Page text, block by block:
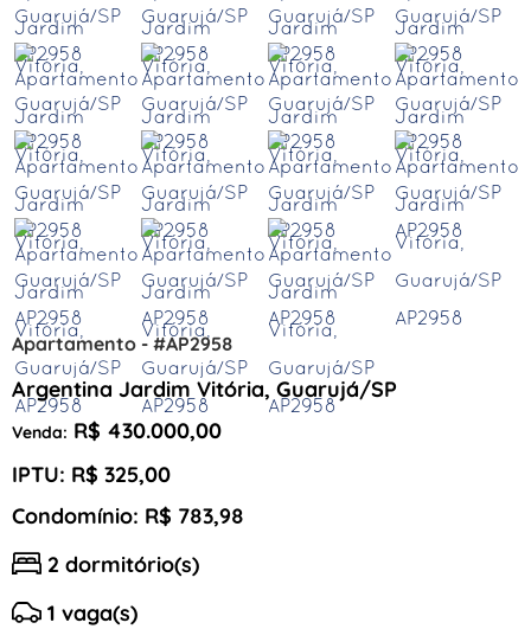
Apartamento - #AP2958
Argentina Jardim Vitória, Guarujá/SP
Venda: R$ 430.000,00
IPTU: R$ 325,00
Condomínio: R$ 783,98
2 dormitório(s)
1 vaga(s)